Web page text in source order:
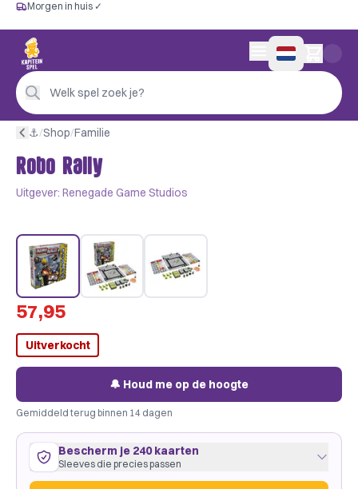
Gratis vanaf €60
Morgen in huis ✓
Persoonlijk advies
4,9/5 —
Morgen in huis ✓
Welk spel zoek je?
0 artikelen in
⚓︎/Shop/Familie
Robo Rally
Uitgever: Renegade Game Studios
57,95
Uitverkocht
🔔 Houd me op de hoogte
Gemiddeld terug binnen 14 dagen
Bescherm je 240 kaarten
Sleeves die precies passen